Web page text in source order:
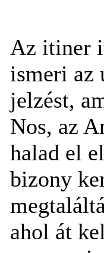
Az itiner
ismeri az
jelzést,
Nos, az
halad el
bizony
ahol át